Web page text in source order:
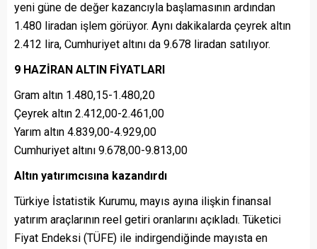
yeni güne de değer kazancıyla başlamasının ardından
1.480 liradan işlem görüyor. Aynı dakikalarda çeyrek altın
2.412 lira, Cumhuriyet altını da 9.678 liradan satılıyor.
9 HAZİRAN ALTIN FİYATLARI
Gram altın 1.480,15-1.480,20
Çeyrek altın 2.412,00-2.461,00
Yarım altın 4.839,00-4.929,00
Cumhuriyet altını 9.678,00-9.813,00
Altın yatırımcısına kazandırdı
Türkiye İstatistik Kurumu, mayıs ayına ilişkin finansal
yatırım araçlarının reel getiri oranlarını açıkladı. Tüketici
Fiyat Endeksi (TÜFE) ile indirgendiğinde mayısta en